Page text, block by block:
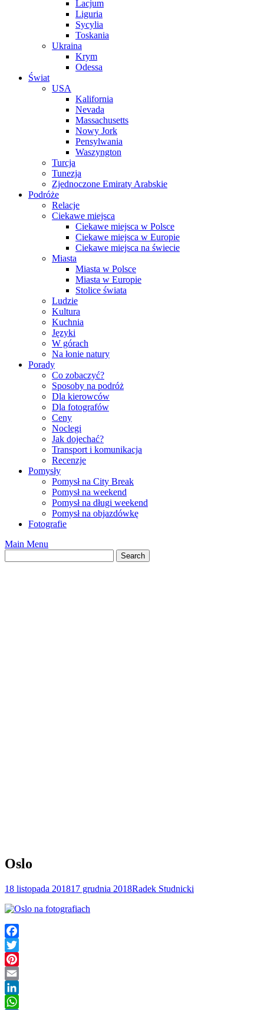
Lacjum
Liguria
Sycylia
Toskania
Ukraina
Krym
Odessa
Świat
USA
Kalifornia
Nevada
Massachusetts
Nowy Jork
Pensylwania
Waszyngton
Turcja
Tunezja
Zjednoczone Emiraty Arabskie
Podróże
Relacje
Ciekawe miejsca
Ciekawe miejsca w Polsce
Ciekawe miejsca w Europie
Ciekawe miejsca na świecie
Miasta
Miasta w Polsce
Miasta w Europie
Stolice świata
Ludzie
Kultura
Kuchnia
Języki
W górach
Na łonie natury
Porady
Co zobaczyć?
Sposoby na podróż
Dla kierowców
Dla fotografów
Ceny
Noclegi
Jak dojechać?
Transport i komunikacja
Recenzje
Pomysły
Pomysł na City Break
Pomysł na weekend
Pomysł na długi weekend
Pomysł na objazdówkę
Fotografie
Main Menu
Oslo
18 listopada 201817 grudnia 2018Radek Studnicki
Facebook
Twitter
Pinterest
Email
LinkedIn